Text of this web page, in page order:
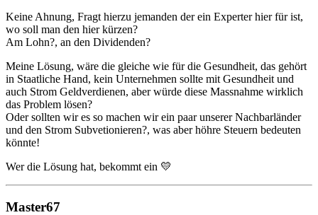
Keine Ahnung, Fragt hierzu jemanden der ein Experter hier für ist,
wo soll man den hier kürzen?
Am Lohn?, an den Dividenden?
Meine Lösung, wäre die gleiche wie für die Gesundheit, das gehört
in Staatliche Hand, kein Unternehmen sollte mit Gesundheit und
auch Strom Geldverdienen, aber würde diese Massnahme wirklich
das Problem lösen?
Oder sollten wir es so machen wir ein paar unserer Nachbarländer
und den Strom Subvetionieren?, was aber höhre Steuern bedeuten
könnte!
Wer die Lösung hat, bekommt ein 💛
Master67